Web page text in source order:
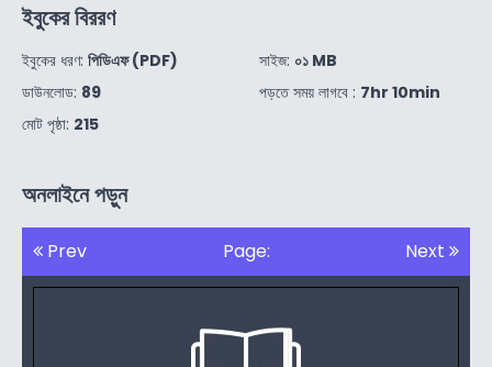
ইবুকের বিররণ
ইবুকের ধরণ: পিডিএফ (PDF)
ডাউনলোড: 89
মোট পৃষ্ঠা: 215
সাইজ: ০১ MB
পড়তে সময় লাগবে : 7hr 10min
অনলাইনে পড়ুন
Prev Page: Next